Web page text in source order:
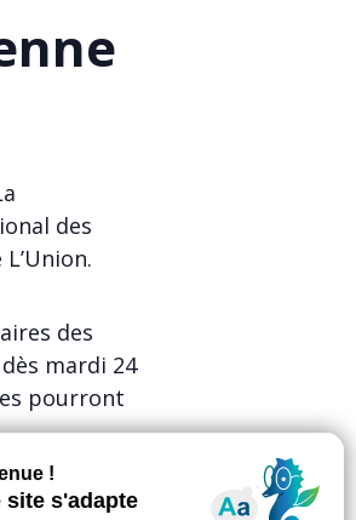
des
des
mardi 24
pourront
l’avenue de